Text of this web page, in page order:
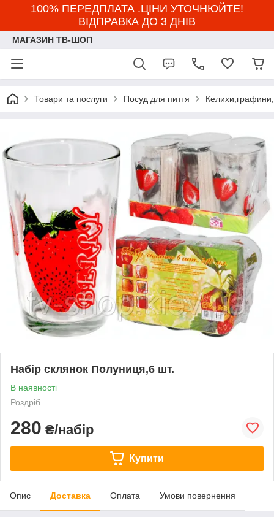
100% ПЕРЕДПЛАТА .ЦІНИ УТОЧНЮЙТЕ!
ВІДПРАВКА ДО 3 ДНІВ
МАГАЗИН ТВ-ШОП
Товари та послуги Посуд для пиття
Набір склянок Полуниця,6 шт.
В наявності
Роздріб
280 ₴/набір
Купити
Опис Доставка Оплата Умови повернення